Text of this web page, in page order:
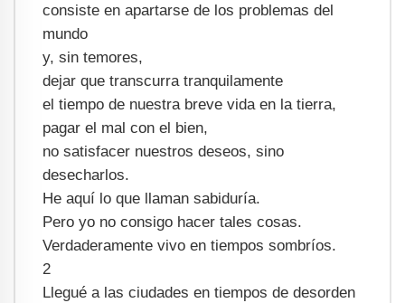
consiste en apartarse de los problemas del
mundo
y, sin temores,
dejar que transcurra tranquilamente
el tiempo de nuestra breve vida en la tierra,
pagar el mal con el bien,
no satisfacer nuestros deseos, sino
desecharlos.
He aquí lo que llaman sabiduría.
Pero yo no consigo hacer tales cosas.
Verdaderamente vivo en tiempos sombríos.
2
Llegué a las ciudades en tiempos de desorden